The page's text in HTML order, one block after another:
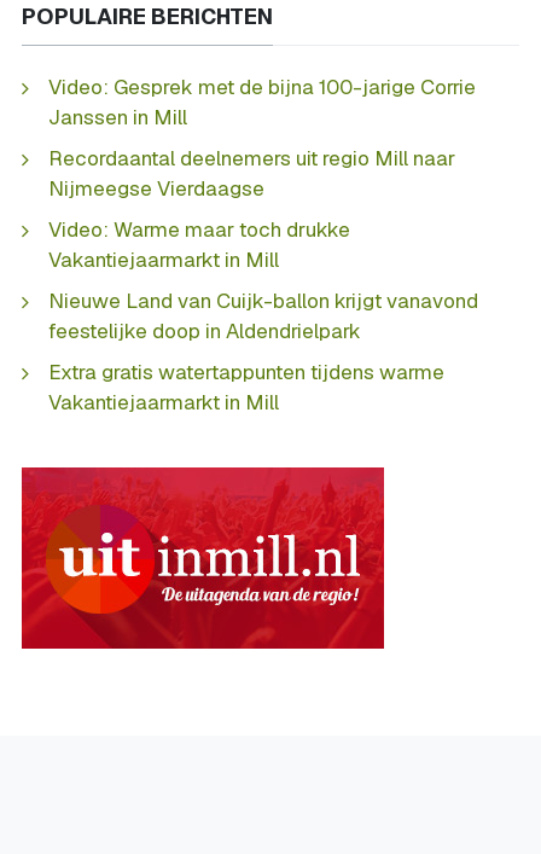
POPULAIRE BERICHTEN
Video: Gesprek met de bijna 100-jarige Corrie
Janssen in Mill
Recordaantal deelnemers uit regio Mill naar
Nijmeegse Vierdaagse
Video: Warme maar toch drukke
Vakantiejaarmarkt in Mill
Nieuwe Land van Cuijk-ballon krijgt vanavond
feestelijke doop in Aldendrielpark
Extra gratis watertappunten tijdens warme
Vakantiejaarmarkt in Mill